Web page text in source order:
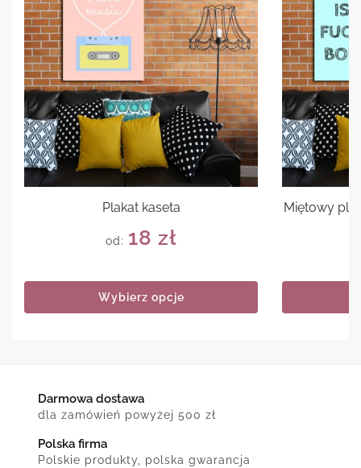
Plakat kaseta
od: 18 zł
Wybierz opcje
Miętowy
Darmowa dostawa
dla zamówień powyżej 500 zł
Polska firma
Polskie produkty, polska gwarancja